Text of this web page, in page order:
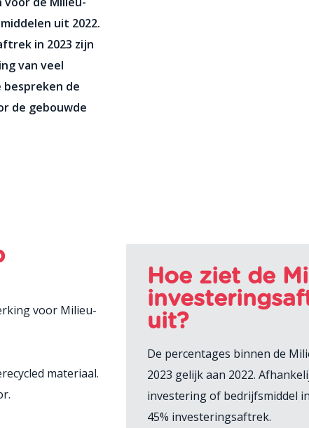
uit 2022.
in 2023 zijn
van veel
de
de gebouwde
voor Milieu-
materiaal.
Hoe ziet de
uit?
De percentages binnen de
2023 gelijk aan 2022.
investering of bedrijfsmiddel
45% investeringsaftrek.